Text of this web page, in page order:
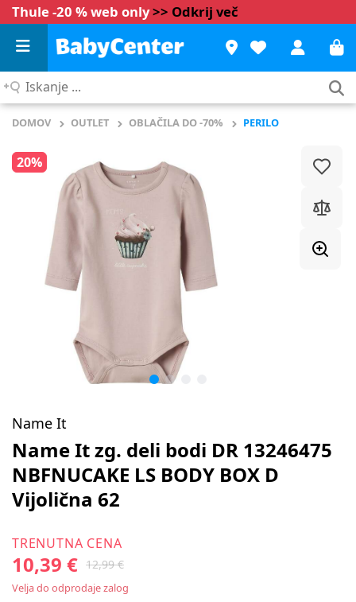
Thule -20 % web only>> Odkrij več
Iskanje
DOMOV OUTLET OBLAČILA DO -70% PERILO
20%
Name It
Name It zg. deli bodi DR 13246475
NBFNUCAKE LS BODY BOX D
Vijolična 62
TRENUTNA CENA
10,39 € 12,99 €
Velja do odprodaje zalog